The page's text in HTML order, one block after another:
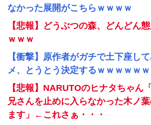
なかった展開がこちらｗｗｗｗ
【悲報】どうぶつの森、どんどん
ｗｗｗ
【衝撃】原作者がガチで土下座し
メ、とうとう決定するｗｗｗｗｗｗ
【悲報】NARUTOのヒナタちゃん
兄さんを止めに入らなかった木ノ
ます」←これさぁ・・・